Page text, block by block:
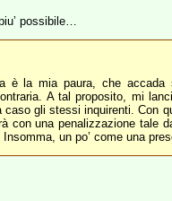
possibile…
è la mia paura, che
A tal proposito, mi
caso gli stessi inquirenti. Con
con una penalizzazione tale
un po’ come una